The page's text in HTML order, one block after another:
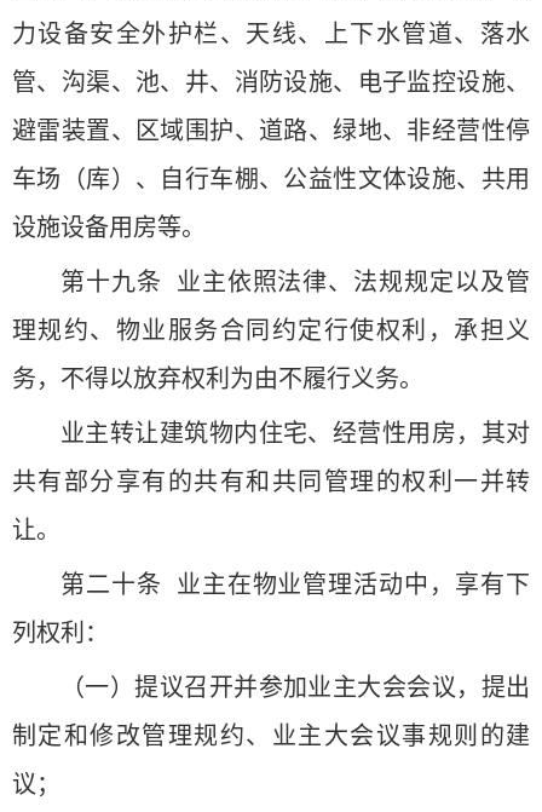
力设备安全外护栏、天线、上下水管道、落水
管、沟渠、池、井、消防设施、电子监控设施、
避雷装置、区域围护、道路、绿地、非经营性停
车场（库）、自行车棚、公益性文体设施、共用
设施设备用房等。
第十九条 业主依照法律、法规规定以及管
理规约、物业服务合同约定行使权利，承担义
务，不得以放弃权利为由不履行义务。
业主转让建筑物内住宅、经营性用房，其对
共有部分享有的共有和共同管理的权利一并转
让。
第二十条 业主在物业管理活动中，享有下
列权利：
（一）提议召开并参加业主大会会议，提出
制定和修改管理规约、业主大会议事规则的建
议；